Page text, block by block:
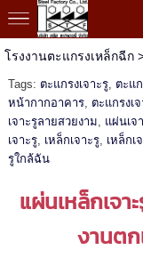
โรงงานตะแกรงเหล็กฉีก
Tags: ตะแกรงเจาะรู, ตะแ
หน้ากากอาคาร, ตะแกรงเ
เจาะรูลายสวยงาม, แผ่นเจ
เจาะรู, เหล็กเจาะรู, เหล็กเ
รูใกล้ฉัน
แผ่นเหล็กเจ
งานต